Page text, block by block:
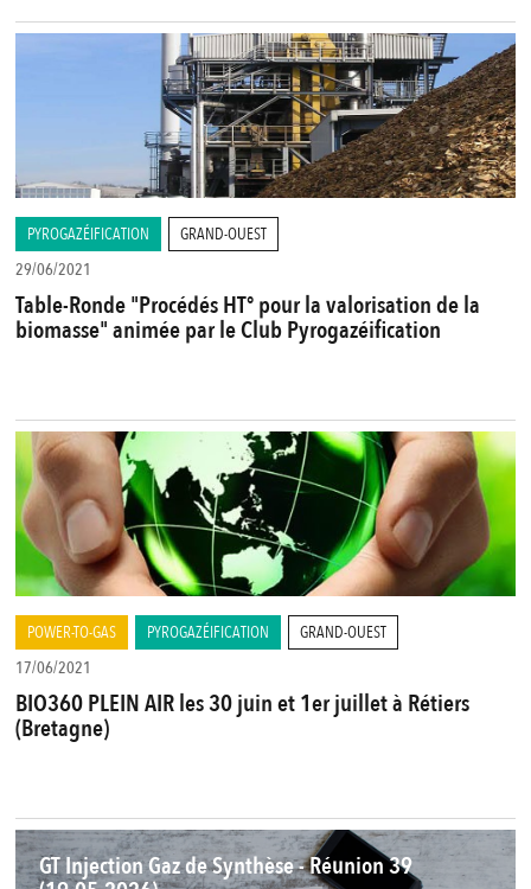
PYROGAZÉIFICATION
GRAND-OUEST
29/06/2021
Table-Ronde "Procédés HT° pour la valorisation de la
biomasse" animée par le Club Pyrogazéification
POWER-TO-GAS PYROGAZÉIFICATION
GRAND-OUEST
17/06/2021
BIO360 PLEIN AIR les 30 juin et 1er juillet à Rétiers
(Bretagne)
GT Injection Gaz de Synthèse - Réunion 39